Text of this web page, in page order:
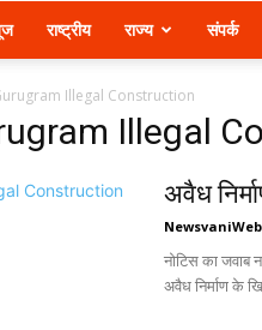
राष्ट्रीय राज्य संपर्क
Illegal Construction
Illegal
अवैध
NewsvaniWeb
नोटिस का जवाब
अवैध निर्माण के